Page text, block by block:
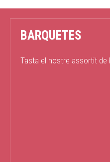
BARQUETES
Tasta el nostre assortit de